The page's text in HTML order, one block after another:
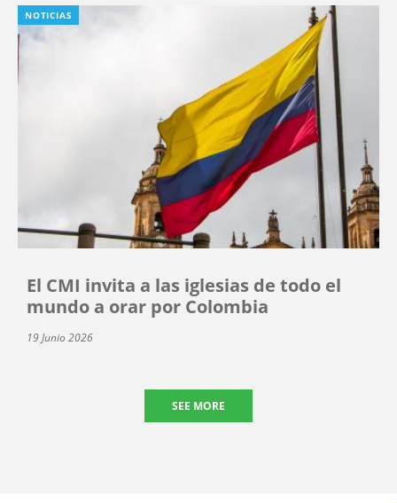
NOTICIAS
El CMI invita a las iglesias de todo el
mundo a orar por Colombia
19 Junio 2026
SEE MORE